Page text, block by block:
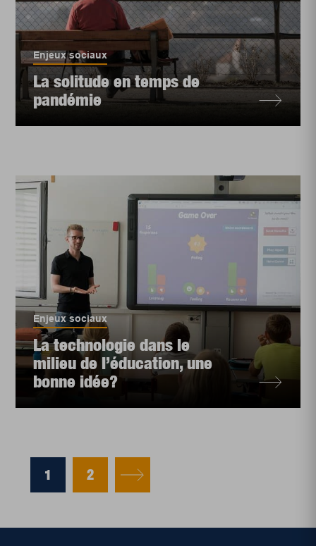
Enjeux sociaux
La solitude en temps de
pandémie
Enjeux sociaux
La technologie dans le
milieu de l’éducation, une
bonne idée?
1 2